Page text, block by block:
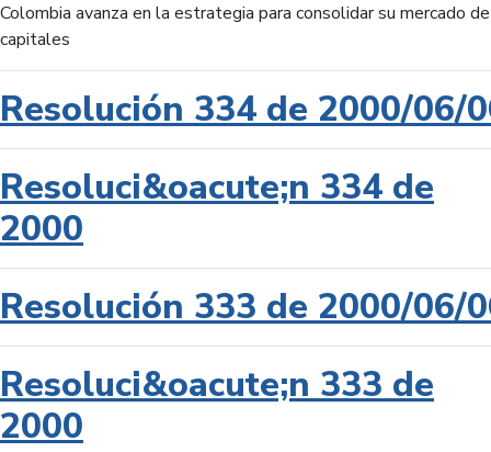
Colombia avanza en la estrategia para consolidar su mercado de
capitales
Resolución 334 de 2000/06/
Resoluci&oacute;n 334 de
2000
Resolución 333 de 2000/06/
Resoluci&oacute;n 333 de
2000